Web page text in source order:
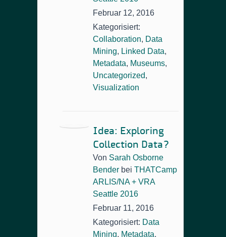
Februar 12, 2016
Kategorisiert:
Collaboration, Data
Mining, Linked Data,
Metadata, Museums,
Uncategorized,
Visualization
Idea: Exploring
Collection Data?
Von Sarah Osborne
Bender bei THATCamp
ARLIS/NA + VRA
Seattle 2016
Februar 11, 2016
Kategorisiert: Data
Mining, Metadata,